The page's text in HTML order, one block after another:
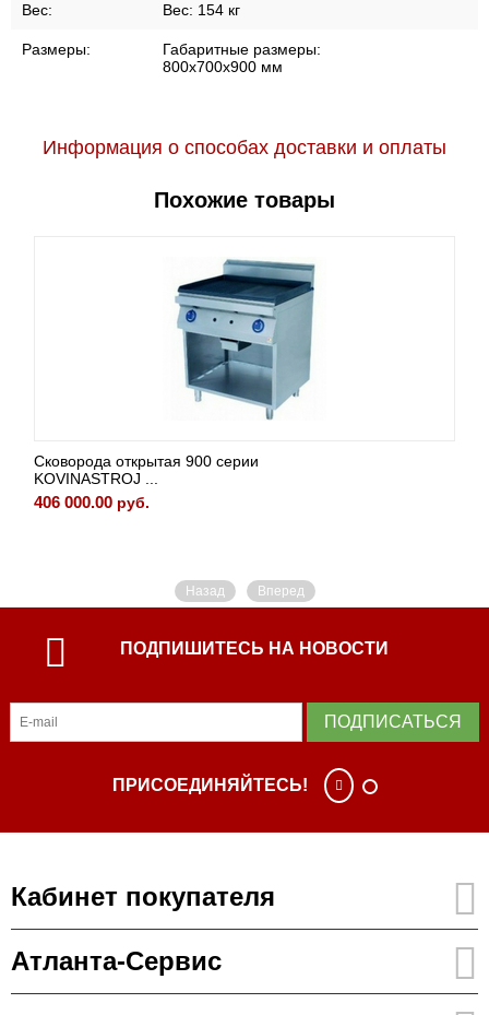
Вес: Вес: 154 кг
Размеры:
Габаритные размеры:
800x700x900 мм
Информация о способах доставки и оплаты
Похожие товары
Сковорода открытая 700СЕР.
Назад Вперед
ПОДПИШИТЕСЬ НА НОВОСТИ
ПОДПИСАТЬСЯ
ПРИСОЕДИНЯЙТЕСЬ!
Кабинет покупателя
Атланта-Сервис